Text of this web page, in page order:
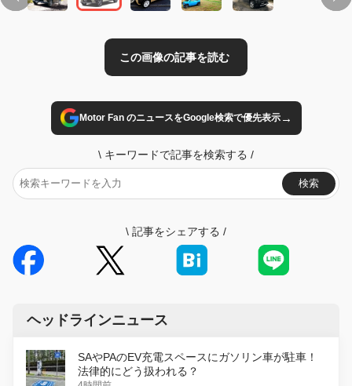
Motor Fan のニュースをGoogle検索で優先表示→
\ キーワードで記事を検索する /
検索
\ 記事をシェアする /
ヘッドラインニュース
SAやPAのEV充電スペースにガソリン車が駐車！
法律的にどう扱われる？